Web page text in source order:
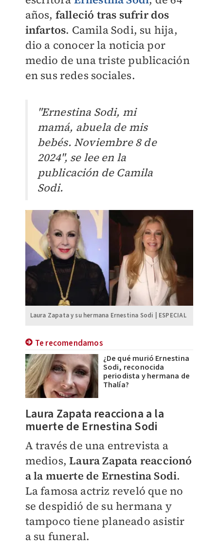
años, falleció tras sufrir dos
infartos. Camila Sodi, su hija,
dio a conocer la noticia por
medio de una triste publicación
en sus redes sociales.
"Ernestina Sodi, mi
mamá, abuela de mis
bebés. Noviembre 8 de
2024", se lee en la
publicación de Camila
Sodi.
Laura Zapata y su hermana Ernestina Sodi | ESPECIAL
Te recomendamos
¿De qué murió Ernestina
Sodi, reconocida
periodista y hermana de
Thalía?
Laura Zapata reacciona a la
muerte de Ernestina Sodi
A través de una entrevista a
medios, Laura Zapata reaccionó
a la muerte de Ernestina Sodi.
La famosa actriz reveló que no
se despidió de su hermana y
tampoco tiene planeado asistir
a su funeral.